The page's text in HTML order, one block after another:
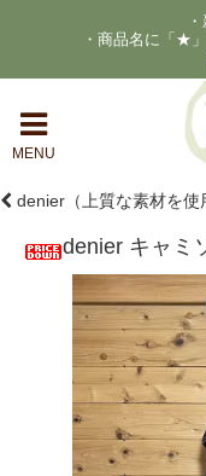
・商品名に「★
MENU
denier（上質な素材を使
denier キャミ